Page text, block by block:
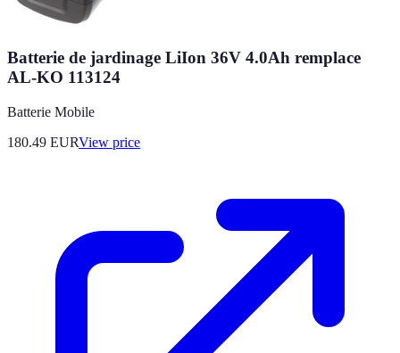
Batterie de jardinage LiIon 36V 4.0Ah remplace
AL-KO 113124
Batterie Mobile
180.49 EURView price